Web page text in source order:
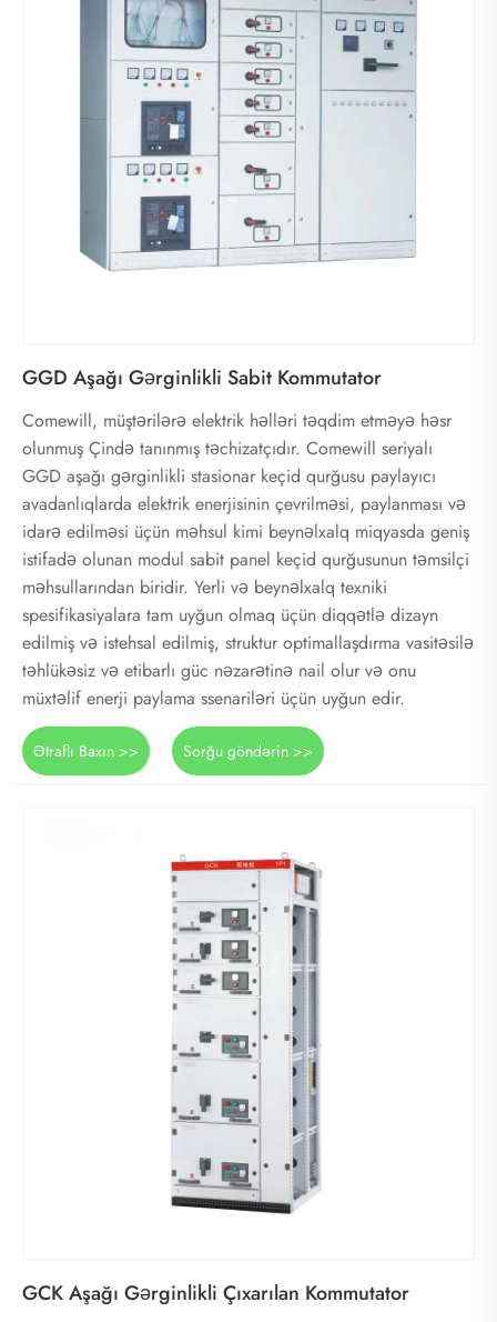
GGD Aşağı Gərginlikli Sabit Kommutator
Comewill, müştərilərə elektrik həlləri təqdim etməyə həsr
olunmuş Çində tanınmış təchizatçıdır. Comewill seriyalı
GGD aşağı gərginlikli stasionar keçid qurğusu paylayıcı
avadanlıqlarda elektrik enerjisinin çevrilməsi, paylanması və
idarə edilməsi üçün məhsul kimi beynəlxalq miqyasda geniş
istifadə olunan modul sabit panel keçid qurğusunun təmsilçi
məhsullarından biridir. Yerli və beynəlxalq texniki
spesifikasiyalara tam uyğun olmaq üçün diqqətlə dizayn
edilmiş və istehsal edilmiş, struktur optimallaşdırma vasitəsilə
təhlükəsiz və etibarlı güc nəzarətinə nail olur və onu
müxtəlif enerji paylama ssenariləri üçün uyğun edir.
Ətraflı Baxın >> Sorğu göndərin >>
GCK Aşağı Gərginlikli Çıxarılan Kommutator